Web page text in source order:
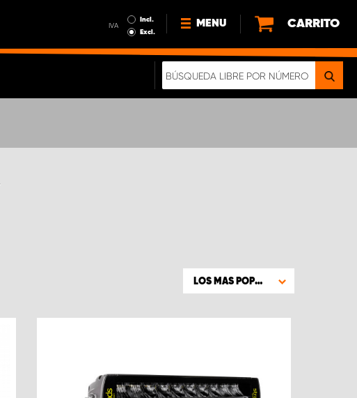
IVA
Incl.
Excl.
MENU
NOTICIAS
CARRITO
LOS MAS POPULARES